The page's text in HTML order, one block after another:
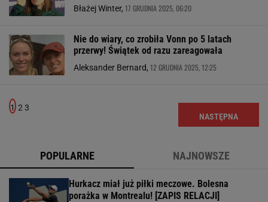
Błażej Winter, 17 GRUDNIA 2025, 06:20
Nie do wiary, co zrobiła Vonn po 5 latach
przerwy! Świątek od razu zareagowała
Aleksander Bernard, 12 GRUDNIA 2025, 12:25
1 2 3
NASTĘPNA
POPULARNE NAJNOWSZE
Hurkacz miał już piłki meczowe. Bolesna
porażka w Montrealu! [ZAPIS RELACJI]